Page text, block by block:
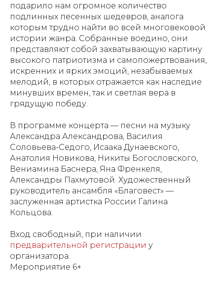
подарило нам огромное количество
подлинных песенных шедевров, аналога
которым трудно найти во всей многовековой
истории жанра. Собранные воедино, они
представляют собой захватывающую картину
высокого патриотизма и самопожертвования,
искренних и ярких эмоций, незабываемых
мелодий, в которых отражается как наследие
минувших времен, так и светлая вера в
грядущую победу.
В программе концерта — песни на музыку
Александра Александрова, Василия
Соловьева-Седого, Исаака Дунаевского,
Анатолия Новикова, Никиты Богословского,
Вениамина Баснера, Яна Френкеля,
Александры Пахмутовой. Художественный
руководитель ансамбля «Благовест» —
заслуженная артистка России Галина
Кольцова.
Вход свободный, при наличии
предварительной регистрации у
организатора.
Мероприятие 6+